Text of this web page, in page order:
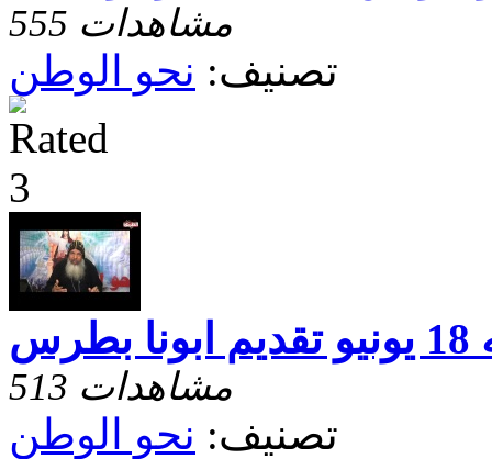
555 مشاهدات
تصنيف: نحو الوطن
513 مشاهدات
تصنيف: نحو الوطن